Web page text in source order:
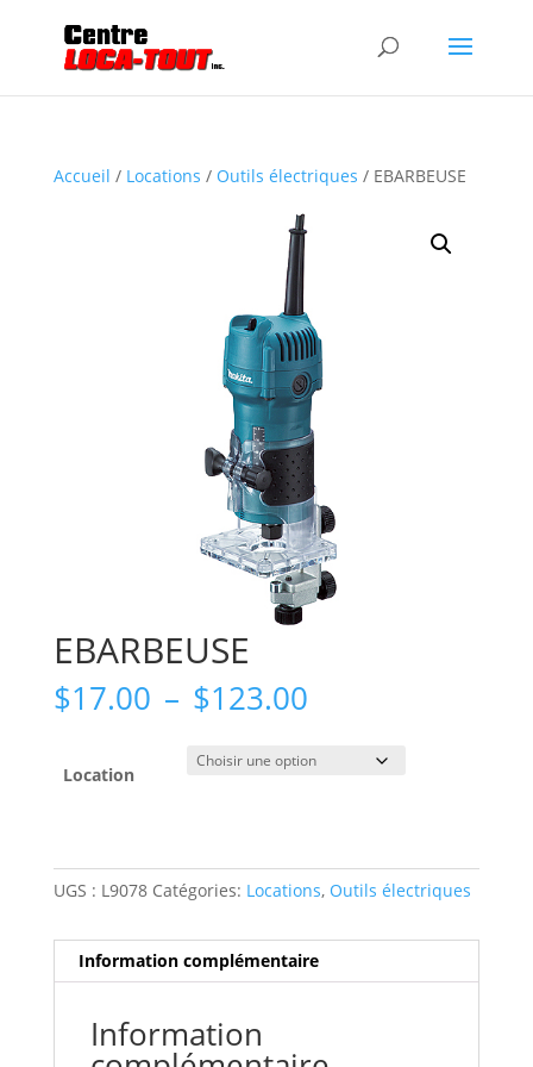
Accueil / Locations / Outils électriques / EBARBEUSE
EBARBEUSE
$17.00 – $123.00Plage
prix :
$17.00
Location
UGS : L9078 Catégories: Locations, Outils électriques
Information complémentaire
Information